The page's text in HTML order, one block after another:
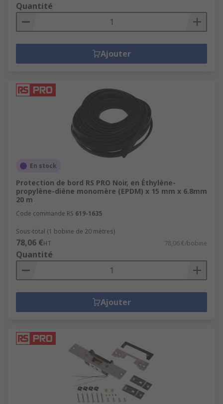
Quantité
Ajouter
En stock
Protection de bord RS PRO Noir, en Éthylène-
propylène-diène monomère (EPDM) x 15 mm x 6.8mm
20 m
Code commande RS 619-1635
Sous-total (1 bobine de 20 mètres)
78,06 €HT 78,06 €/bobine
Quantité
Ajouter